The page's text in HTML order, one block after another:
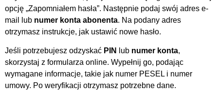
opcję „Zapomniałem hasła”. Następnie podaj swój adres e-
mail lub numer konta abonenta. Na podany adres
otrzymasz instrukcje, jak ustawić nowe hasło.
Jeśli potrzebujesz odzyskać PIN lub numer konta,
skorzystaj z formularza online. Wypełnij go, podając
wymagane informacje, takie jak numer PESEL i numer
umowy. Po weryfikacji otrzymasz potrzebne dane.